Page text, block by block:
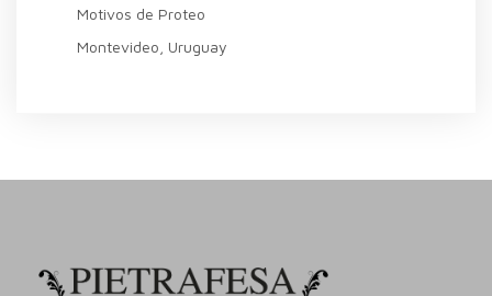
Motivos de Proteo
Montevideo, Uruguay